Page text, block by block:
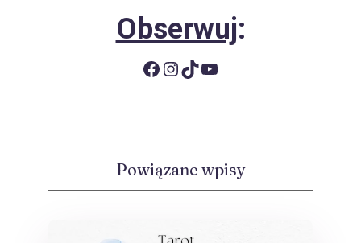
Obserwuj:
Facebook
Instagram
TikTok
YouTube
Powiązane wpisy